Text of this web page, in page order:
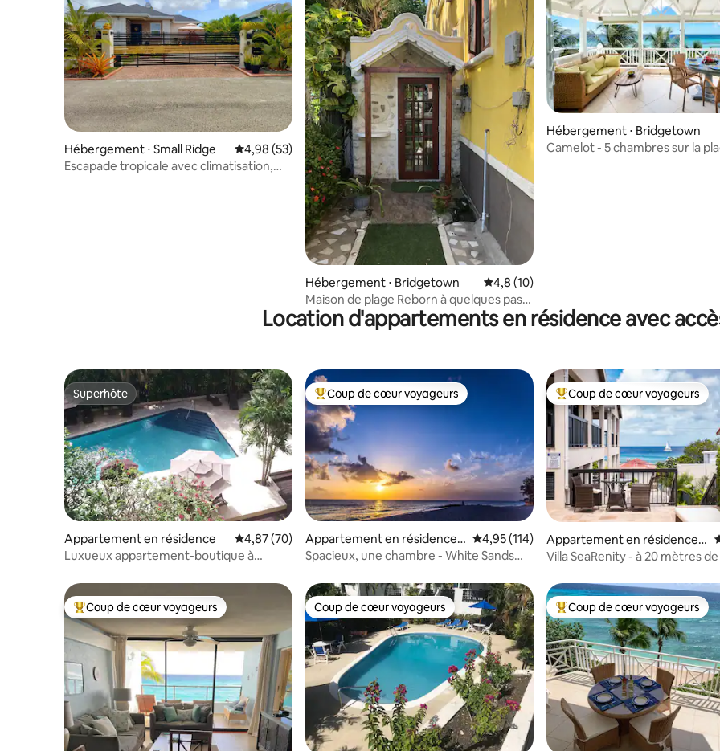
Hébergement ⋅ Small Ridge Évaluation moyenne sur la base de 53 commentaires : 4,98 sur 5
4,98 (53)
Escapade tropicale avec climatisation,
Hébergement ⋅ Bridgetown Évaluation moyenne sur la base de 10
4,8 (10)
Maison de plage Reborn à quelques pas
de la plage
Hébergement ⋅ Bridgetown
Camelot - 5 chambres sur la
Location d'appartements en résidence avec
Superhôte
Superhôte
Appartement en résidence Évaluation moyenne sur la base de 70 commentaires : 4,87 sur 5
4,87 (70)
Luxueux appartement-boutique à
Coups de cœur voyageurs les plus appréciés
Coup de cœur voyageurs
Appartement en résidence ⋅
Oistins
Évaluation moyenne sur la base de 114
4,95 (114)
Spacieux, une chambre - White Sands
Coups de cœur voyageurs les
Coup de cœur voyageurs
Appartement en résidence ⋅
Fitts Village
Villa SeaRenity - à 20 mètres
Coups de cœur voyageurs les plus appréciés
Coup de cœur voyageurs Coup de cœur voyageurs
Coup de cœur voyageurs Coups de cœur voyageurs les
Coup de cœur voyageurs